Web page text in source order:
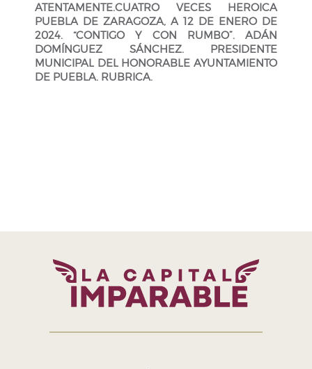
ATENTAMENTE.CUATRO VECES HEROICA
PUEBLA DE ZARAGOZA, A 12 DE ENERO DE
2024. “CONTIGO Y CON RUMBO”. ADÁN
DOMÍNGUEZ SÁNCHEZ. PRESIDENTE
MUNICIPAL DEL HONORABLE AYUNTAMIENTO
DE PUEBLA. RUBRICA.